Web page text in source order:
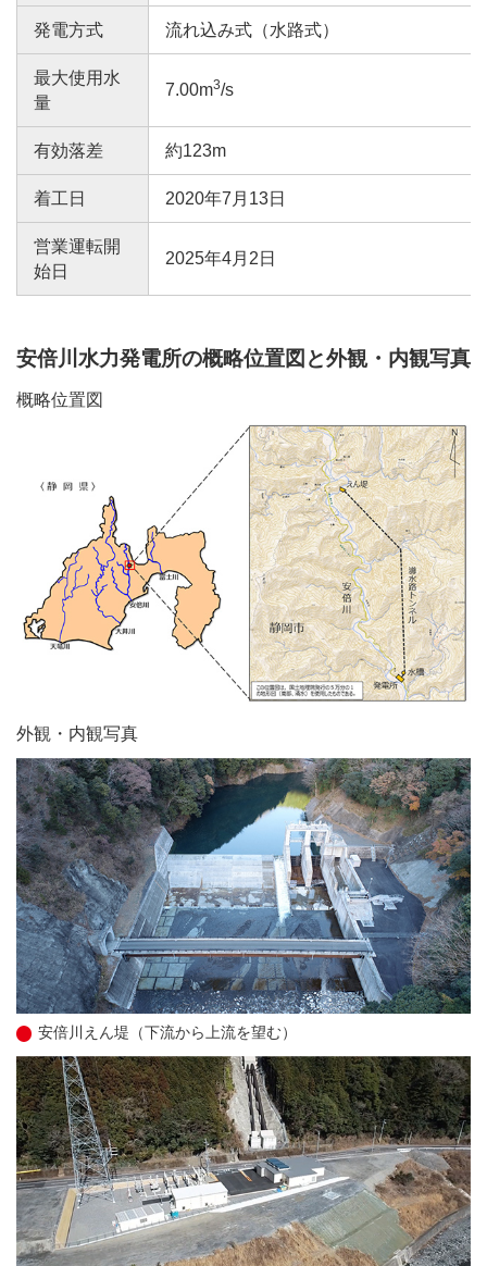
発電方式 流れ込み式（水路式）
最大使用水
量
7.00m3/s
有効落差 約123m
着工日 2020年7月13日
営業運転開
始日
2025年4月2日
安倍川水力発電所の概略位置図と外観・内観写真
概略位置図
外観・内観写真
安倍川えん堤（下流から上流を望む）